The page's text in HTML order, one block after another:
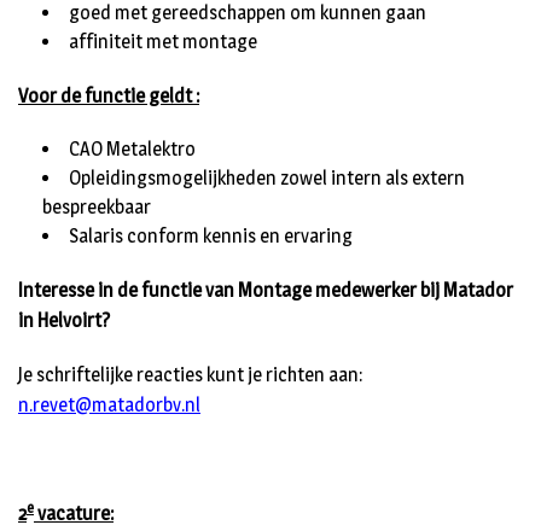
goed met gereedschappen om kunnen gaan
affiniteit met montage
Voor de functie geldt :
CAO Metalektro
Opleidingsmogelijkheden zowel intern als extern
bespreekbaar
Salaris conform kennis en ervaring
Interesse in de functie van Montage medewerker bij Matador
in Helvoirt?
Je schriftelijke reacties kunt je richten aan:
n.revet@matadorbv.nl
2e vacature: